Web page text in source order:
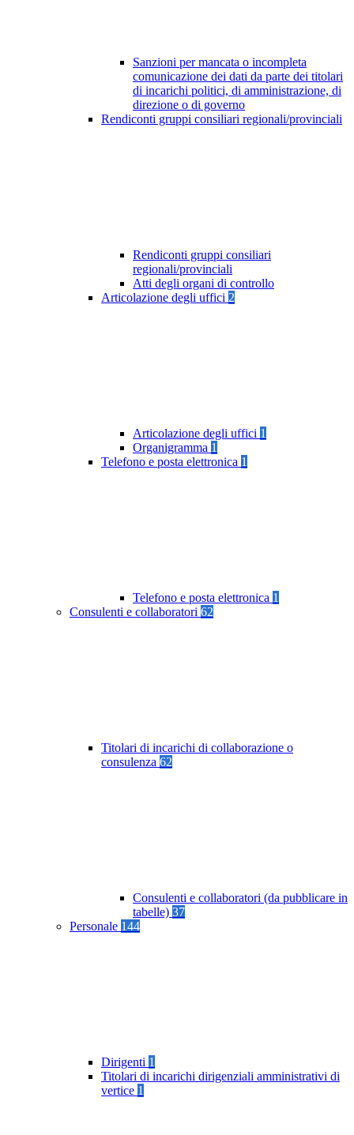
Sanzioni per mancata o incompleta
comunicazione dei dati da parte dei titolari
di incarichi politici, di amministrazione, di
direzione o di governo
Rendiconti gruppi consiliari regionali/provinciali
Rendiconti gruppi consiliari
regionali/provinciali
Atti degli organi di controllo
Articolazione degli uffici 2
Articolazione degli uffici 1
Organigramma 1
Telefono e posta elettronica 1
Telefono e posta elettronica 1
Consulenti e collaboratori 62
Titolari di incarichi di collaborazione o
consulenza 62
Consulenti e collaboratori (da pubblicare in
tabelle) 37
Personale 144
Dirigenti 1
Titolari di incarichi dirigenziali amministrativi di
vertice 1